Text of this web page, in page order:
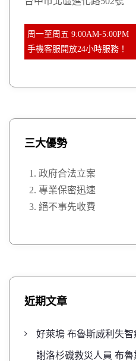
周一至周五 9:00AM-5:00PM
手機客服開放24小時服務！
三大優勢
政府合法立案
專業保密迅速
絕不事先收費
近期文章
好萊塢 布魯斯威利失
謝洛杉磯救災人員 布魯